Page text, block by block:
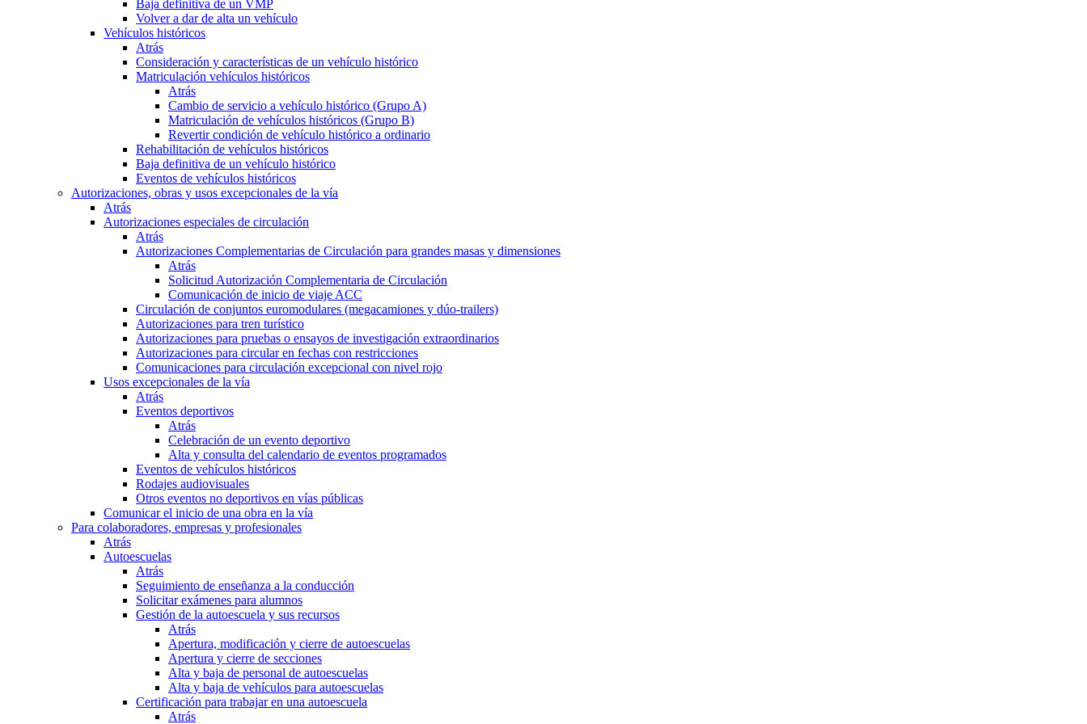
Baja definitiva de un VMP
Volver a dar de alta un vehículo
Vehículos históricos
Atrás
Consideración y características de un vehículo histórico
Matriculación vehículos históricos
Atrás
Cambio de servicio a vehículo histórico (Grupo A)
Matriculación de vehículos históricos (Grupo B)
Revertir condición de vehículo histórico a ordinario
Rehabilitación de vehículos históricos
Baja definitiva de un vehículo histórico
Eventos de vehículos históricos
Autorizaciones, obras y usos excepcionales de la vía
Atrás
Autorizaciones especiales de circulación
Atrás
Autorizaciones Complementarias de Circulación para grandes masas y dimensiones
Atrás
Solicitud Autorización Complementaria de Circulación
Comunicación de inicio de viaje ACC
Circulación de conjuntos euromodulares (megacamiones y dúo-trailers)
Autorizaciones para tren turístico
Autorizaciones para pruebas o ensayos de investigación extraordinarios
Autorizaciones para circular en fechas con restricciones
Comunicaciones para circulación excepcional con nivel rojo
Usos excepcionales de la vía
Atrás
Eventos deportivos
Atrás
Celebración de un evento deportivo
Alta y consulta del calendario de eventos programados
Eventos de vehículos históricos
Rodajes audiovisuales
Otros eventos no deportivos en vías públicas
Comunicar el inicio de una obra en la vía
Para colaboradores, empresas y profesionales
Atrás
Autoescuelas
Atrás
Seguimiento de enseñanza a la conducción
Solicitar exámenes para alumnos
Gestión de la autoescuela y sus recursos
Atrás
Apertura, modificación y cierre de autoescuelas
Apertura y cierre de secciones
Alta y baja de personal de autoescuelas
Alta y baja de vehículos para autoescuelas
Certificación para trabajar en una autoescuela
Atrás